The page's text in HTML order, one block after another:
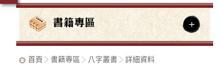
首頁 書籍專區 八字叢書 詳細資料